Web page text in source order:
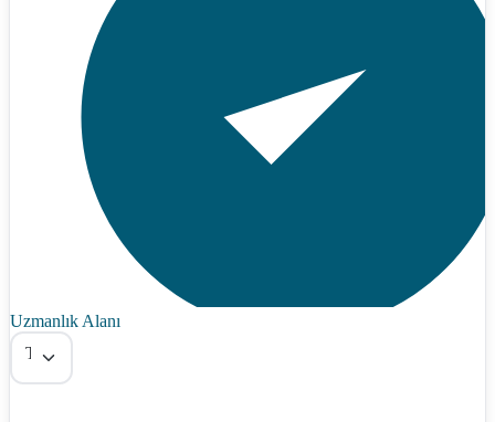
Uzmanlık Alanı
Tümü